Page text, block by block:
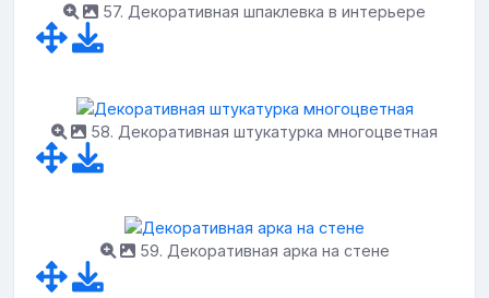
57. Декоративная шпаклевка в интерьере
58. Декоративная штукатурка многоцветная
59. Декоративная арка на стене